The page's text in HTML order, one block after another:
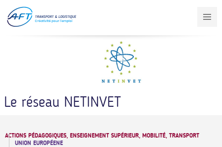
contenu
principal
Le réseau NETINVET
ACTIONS PÉDAGOGIQUES, ENSEIGNEMENT SUPÉRIEUR, MOBILITÉ, TRANSPORT
UNION EUROPÉENE